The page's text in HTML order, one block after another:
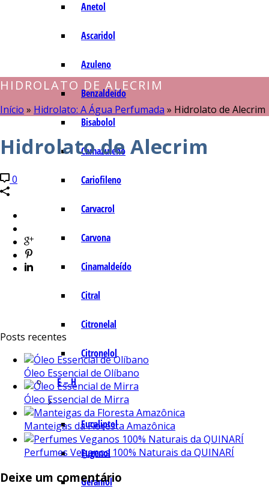
Anetol
Ascaridol
Azuleno
Benzaldeído
Bisabolol
Camazuleno
Cariofileno
Carvacrol
Carvona
Cinamaldeído
Citral
Citronelal
Citronelol
E – H
Eucaliptol
Eugenol
Geraniol
HIDROLATO DE ALECRIM
Início » Hidrolato: A Água Perfumada » Hidrolato de Alecrim
Hidrolato de Alecrim
0
Posts recentes
Óleo Essencial de Olíbano
Óleo Essencial de Mirra
Manteigas da Floresta Amazônica
Perfumes Veganos 100% Naturais da QUINARÍ
Deixe um comentário